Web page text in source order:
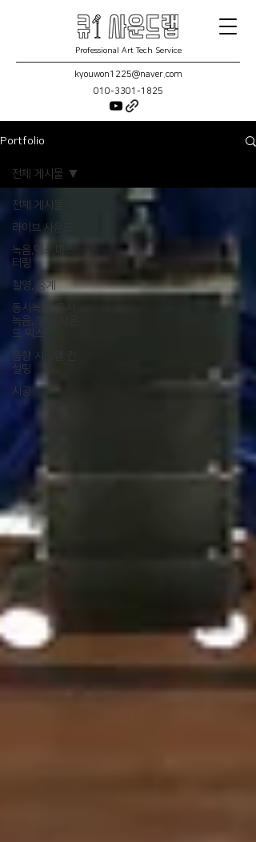
Professional Art Tech Service
kyouwon1225@naver.com
010-3301-1825
Portfolio
전체 게시물
라이브 사운드
녹음,믹스,마스
터링
촬영, 중계
동시녹음, 후시
녹음, 영상 사운
드 믹스
음향 시스템 컨
설팅
시공
전체 게시물